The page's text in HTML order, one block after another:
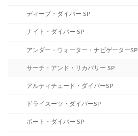
ディープ・ダイバー SP
ナイト・ダイバー SP
アンダー・ウォーター・ナビゲーターSP
サーチ・アンド・リカバリー SP
アルティチュード・ダイバーSP
ドライスーツ・ダイバーSP
ボート・ダイバー SP